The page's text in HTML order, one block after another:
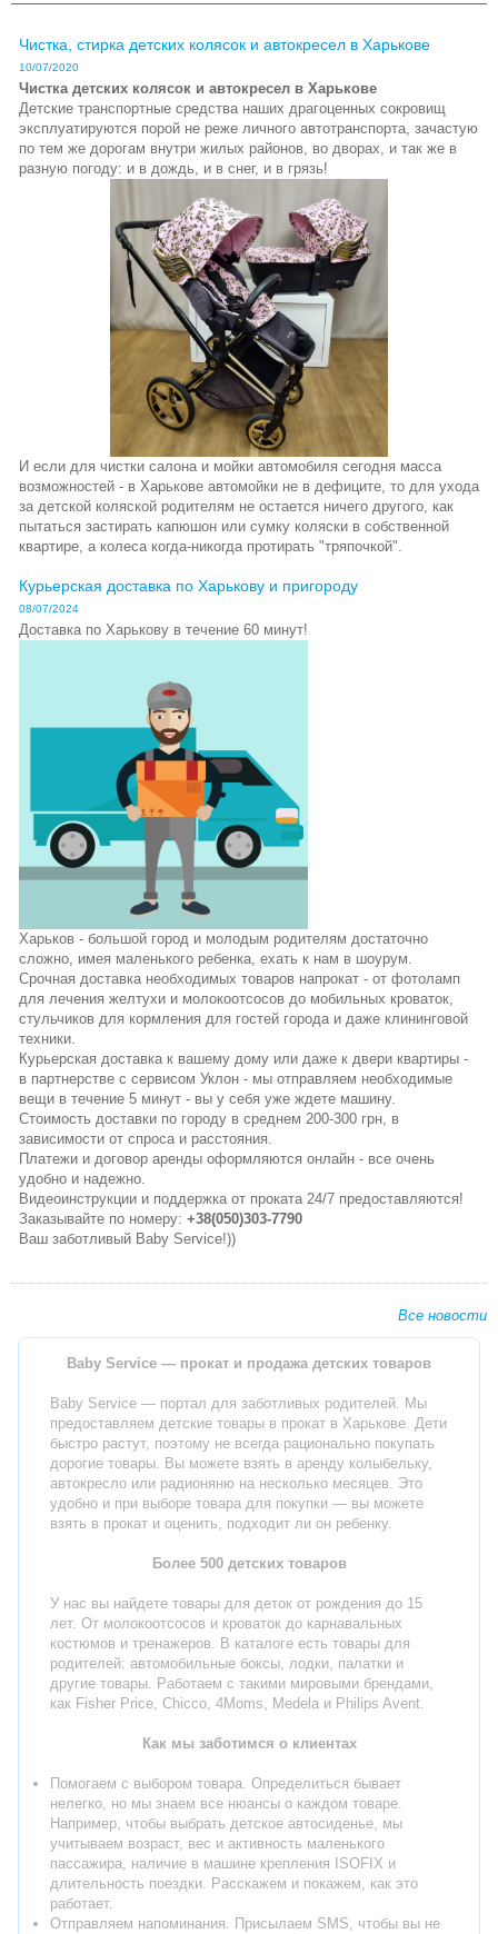
Чистка, стирка детских колясок и автокресел в Харькове
10/07/2020
Чистка детских колясок и автокресел в Харькове
Детские транспортные средства наших драгоценных сокровищ
эксплуатируются порой не реже личного автотранспорта, зачастую
по тем же дорогам внутри жилых районов, во дворах, и так же в
разную погоду: и в дождь, и в снег, и в грязь!
И если для чистки салона и мойки автомобиля сегодня масса
возможностей - в Харькове автомойки не в дефиците, то для ухода
за детской коляской родителям не остается ничего другого, как
пытаться застирать капюшон или сумку коляски в собственной
квартире, а колеса когда-никогда протирать "тряпочкой".
Курьерская доставка по Харькову и пригороду
08/07/2024
Доставка по Харькову в течение 60 минут!
Харьков - большой город и молодым родителям достаточно
сложно, имея маленького ребенка, ехать к нам в шоурум.
Срочная доставка необходимых товаров напрокат - от фотоламп
для лечения желтухи и молокоотсосов до мобильных кроваток,
стульчиков для кормления для гостей города и даже клининговой
техники.
Курьерская доставка к вашему дому или даже к двери квартиры -
в партнерстве с сервисом Уклон - мы отправляем необходимые
вещи в течение 5 минут - вы у себя уже ждете машину.
Стоимость доставки по городу в среднем 200-300 грн, в
зависимости от спроса и расстояния.
Платежи и договор аренды оформляются онлайн - все очень
удобно и надежно.
Видеоинструкции и поддержка от проката 24/7 предоставляются!
Заказывайте по номеру: +38(050)303-7790
Ваш заботливый Baby Service!))
Все новости
Baby Service — прокат и продажа детских товаров
Baby Service — портал для заботливых родителей. Мы
предоставляем детские товары в прокат в Харькове. Дети
быстро растут, поэтому не всегда рационально покупать
дорогие товары. Вы можете взять в аренду колыбельку,
автокресло или радионяню на несколько месяцев. Это
удобно и при выборе товара для покупки — вы можете
взять в прокат и оценить, подходит ли он ребенку.
Более 500 детских товаров
У нас вы найдете товары для деток от рождения до 15
лет. От молокоотсосов и кроваток до карнавальных
костюмов и тренажеров. В каталоге есть товары для
родителей: автомобильные боксы, лодки, палатки и
другие товары. Работаем с такими мировыми брендами,
как Fisher Price, Chicco, 4Moms, Medela и Philips Avent.
Как мы заботимся о клиентах
Помогаем с выбором товара. Определиться бывает
нелегко, но мы знаем все нюансы о каждом товаре.
Например, чтобы выбрать детское автосиденье, мы
учитываем возраст, вес и активность маленького
пассажира, наличие в машине крепления ISOFIX и
длительность поездки. Расскажем и покажем, как это
работает.
Отправляем напоминания. Присылаем SMS, чтобы вы не